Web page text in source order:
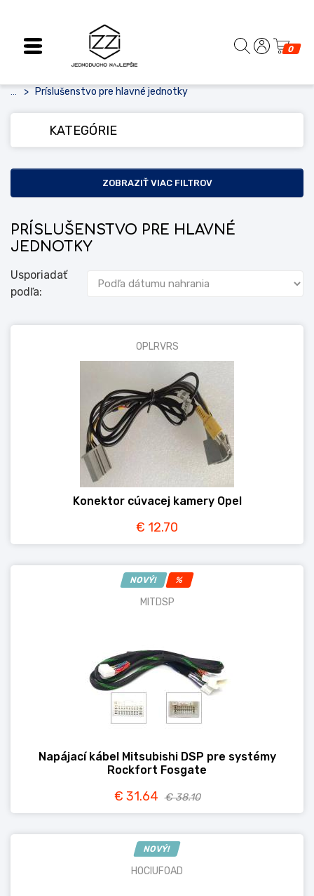
0
Príslušenstvo pre hlavné jednotky
KATEGÓRIE
ZOBRAZIŤ VIAC FILTROV
PRÍSLUŠENSTVO PRE HLAVNÉ
JEDNOTKY
Usporiadať
podľa:
OPLRVRS
Konektor cúvacej kamery Opel
€ 12.70
NOVÝ! %
MITDSP
Napájací kábel Mitsubishi DSP pre systémy
Rockfort Fosgate
€ 31.64 € 38.10
NOVÝ!
HOCIUFOAD